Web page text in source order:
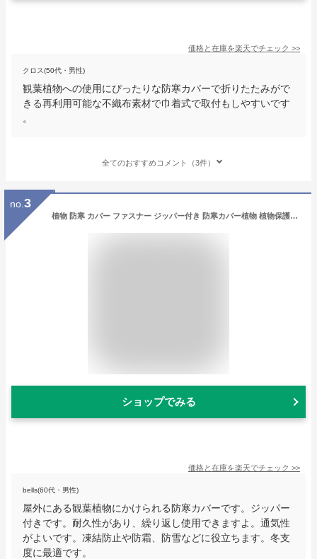
価格と在庫を楽天でチェック >>
クロス(50代・男性)
観葉植物への使用にぴったりな防寒カバーで折りたたみがで
きる再利用可能な不織布素材で巾着式で取付もしやすいです
。
全てのおすすめコメント（3件）
no. 3
植物 防寒 カバー ファスナー ジッパー付き 防寒カバー植物 植物保護カバー 巾着式 凍結防止 防霜 防雪 防風 冬用防寒対策 室内室外 耐久性 繰り返して使用可能 通気 保護袋 植物保温ネット 通気性 保護カバー 冬用防寒対策 再利用可能 ガーデン 観葉植物 園芸用品
ショップでみる
価格と在庫を楽天でチェック >>
bells(60代・男性)
屋外にある観葉植物にかけられる防寒カバーです。ジッパー
付きです。耐久性があり、繰り返し使用できますよ。通気性
がよいです。凍結防止や防霜、防雪などに役立ちます。冬支
度に最適です。